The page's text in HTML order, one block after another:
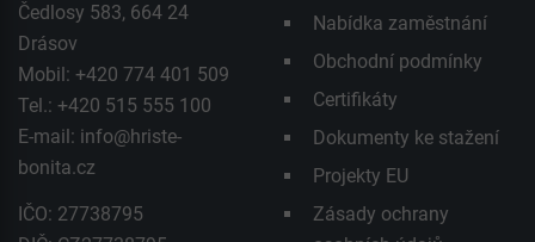
Čedlosy 583, 664 24
Drásov
Mobil: +420 774 401 509
Tel.: +420 515 555 100
E-mail: info@hriste-
bonita.cz
IČO: 27738795
Nabídka zaměstnání
Obchodní podmínky
Certifikáty
Dokumenty ke stažení
Projekty EU
Zásady ochrany